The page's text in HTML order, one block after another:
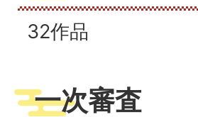
32作品
一次審査